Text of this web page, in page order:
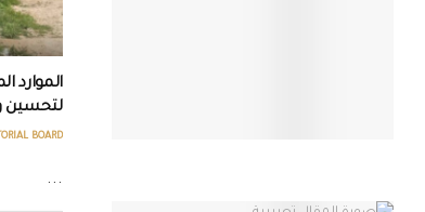
الموارد
لتحسين
BOARD
...